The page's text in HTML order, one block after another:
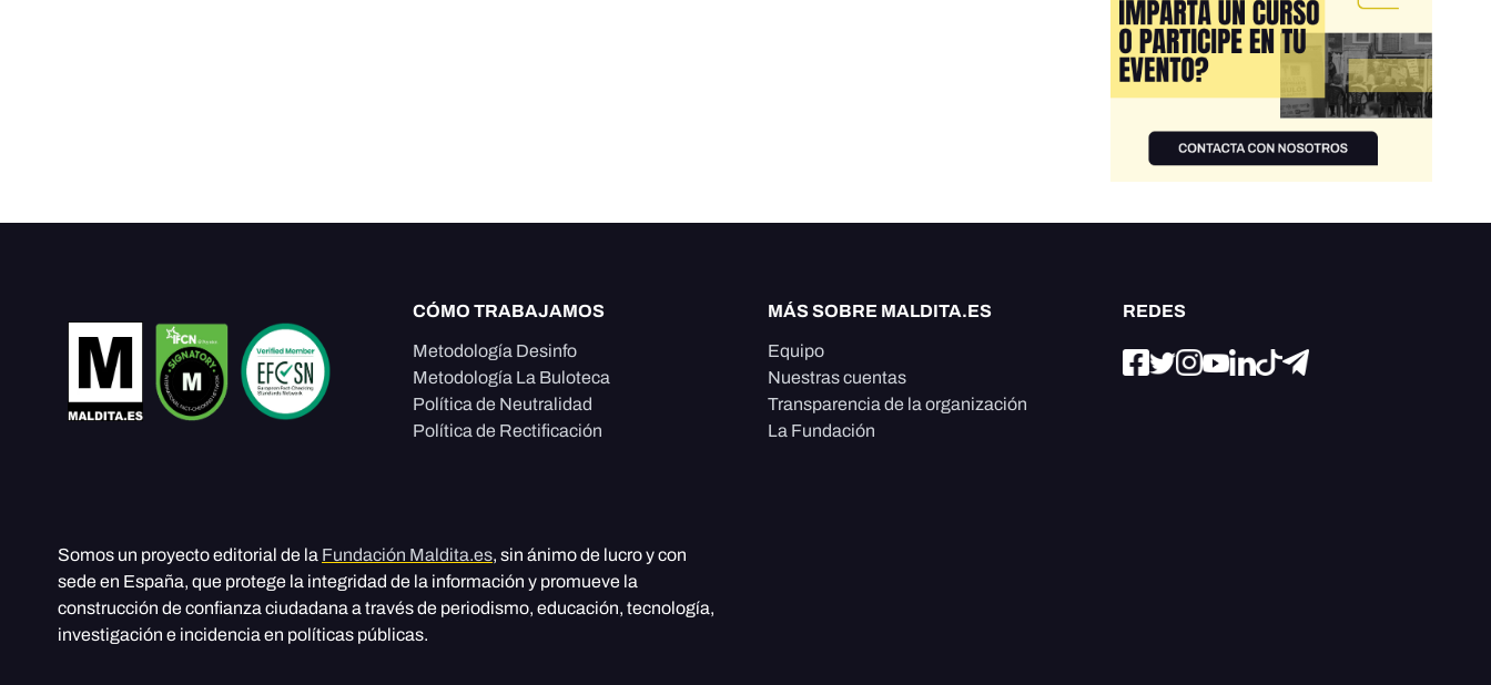
CÓMO TRABAJAMOS
Metodología Desinfo
Metodología La Buloteca
Política de Neutralidad
Política de Rectificación
MÁS SOBRE MALDITA.ES
Equipo
Nuestras cuentas
Transparencia de la organización
La Fundación
REDES
Somos un proyecto editorial de la Fundación Maldita.es, sin ánimo de lucro y con
sede en España, que protege la integridad de la información y promueve la
construcción de confianza ciudadana a través de periodismo, educación, tecnología,
investigación e incidencia en políticas públicas.